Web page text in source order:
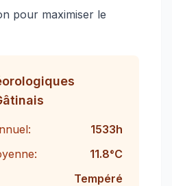
pour maximiser le
1533h
11.8°C
Tempéré